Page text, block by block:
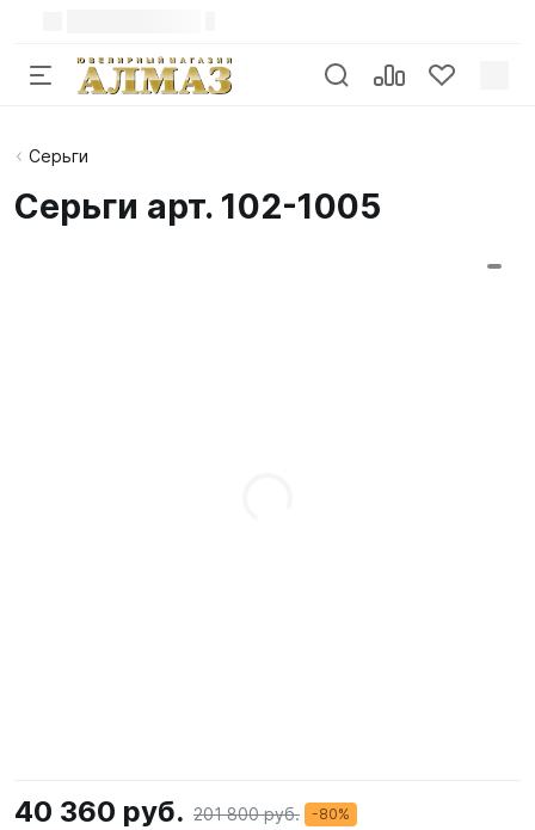
Серьги
Серьги арт. 102-1005
40 360 руб. 201 800 руб. -80%